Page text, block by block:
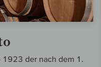
1923 der nach dem 1.